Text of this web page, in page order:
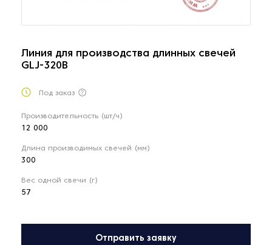
Линия для производства длинных свечей
GLJ-320B
Под заказ
Производительность (шт/ч)
12 000
Длина производимых свечей (мм)
300
Вес одной свечи (г)
57
Отправить заявку